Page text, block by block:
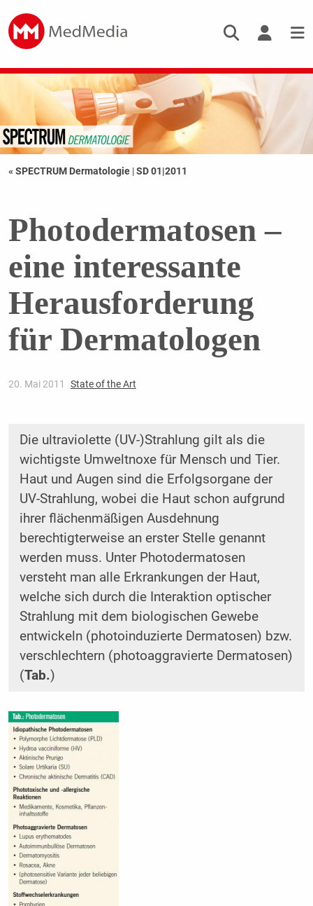
« SPECTRUM Dermatologie |SD 01|2011
Photodermatosen –
eine interessante
Herausforderung
für Dermatologen
20. Mai 2011 State of the Art
Die ultraviolette (UV-)Strahlung gilt als die
wichtigste Umweltnoxe für Mensch und Tier.
Haut und Augen sind die Erfolgsorgane der
UV-Strahlung, wobei die Haut schon aufgrund
ihrer flächenmäßigen Ausdehnung
berechtigterweise an erster Stelle genannt
werden muss. Unter Photodermatosen
versteht man alle Erkrankungen der Haut,
welche sich durch die Interaktion optischer
Strahlung mit dem biologischen Gewebe
entwickeln (photoinduzierte Dermatosen) bzw.
verschlechtern (photoaggravierte Dermatosen)
(Tab.)